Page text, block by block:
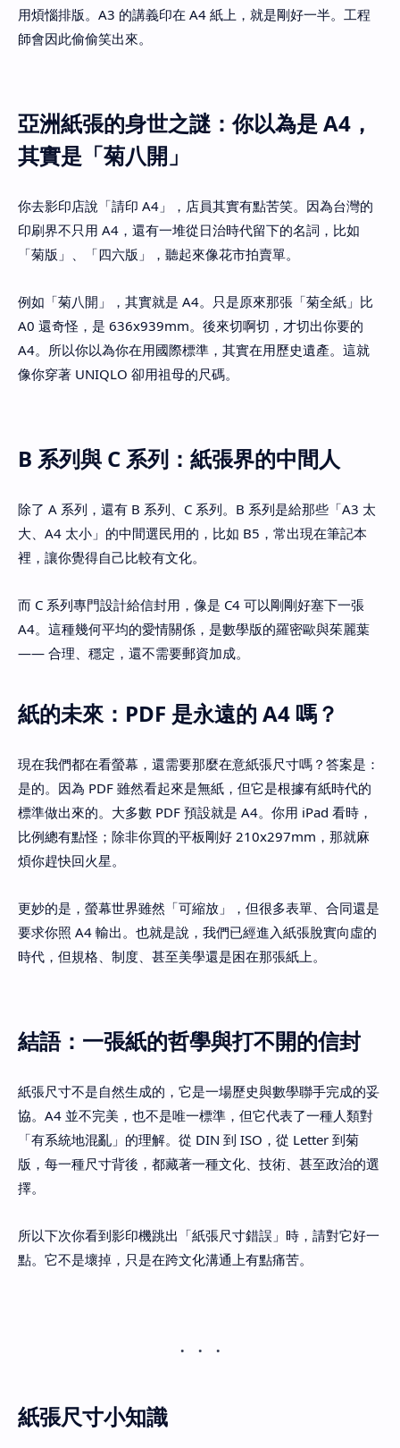
用煩惱排版。A3 的講義印在 A4 紙上，就是剛好一半。工程
師會因此偷偷笑出來。
亞洲紙張的身世之謎：你以為是 A4，
其實是「菊八開」
你去影印店說「請印 A4」，店員其實有點苦笑。因為台灣的
印刷界不只用 A4，還有一堆從日治時代留下的名詞，比如
「菊版」、「四六版」，聽起來像花市拍賣單。
例如「菊八開」，其實就是 A4。只是原來那張「菊全紙」比
A0 還奇怪，是 636x939mm。後來切啊切，才切出你要的
A4。所以你以為你在用國際標準，其實在用歷史遺產。這就
像你穿著 UNIQLO 卻用祖母的尺碼。
B 系列與 C 系列：紙張界的中間人
除了 A 系列，還有 B 系列、C 系列。B 系列是給那些「A3 太
大、A4 太小」的中間選民用的，比如 B5，常出現在筆記本
裡，讓你覺得自己比較有文化。
而 C 系列專門設計給信封用，像是 C4 可以剛剛好塞下一張
A4。這種幾何平均的愛情關係，是數學版的羅密歐與茱麗葉
—— 合理、穩定，還不需要郵資加成。
紙的未來：PDF 是永遠的 A4 嗎？
現在我們都在看螢幕，還需要那麼在意紙張尺寸嗎？答案是：
是的。因為 PDF 雖然看起來是無紙，但它是根據有紙時代的
標準做出來的。大多數 PDF 預設就是 A4。你用 iPad 看時，
比例總有點怪；除非你買的平板剛好 210x297mm，那就麻
煩你趕快回火星。
更妙的是，螢幕世界雖然「可縮放」，但很多表單、合同還是
要求你照 A4 輸出。也就是說，我們已經進入紙張脫實向虛的
時代，但規格、制度、甚至美學還是困在那張紙上。
結語：一張紙的哲學與打不開的信封
紙張尺寸不是自然生成的，它是一場歷史與數學聯手完成的妥
協。A4 並不完美，也不是唯一標準，但它代表了一種人類對
「有系統地混亂」的理解。從 DIN 到 ISO，從 Letter 到菊
版，每一種尺寸背後，都藏著一種文化、技術、甚至政治的選
擇。
所以下次你看到影印機跳出「紙張尺寸錯誤」時，請對它好一
點。它不是壞掉，只是在跨文化溝通上有點痛苦。
紙張尺寸小知識